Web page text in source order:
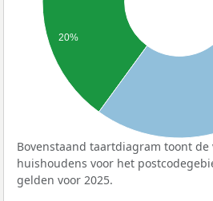
20%
Bovenstaand taartdiagram toont
huishoudens voor het
gelden voor 2025.